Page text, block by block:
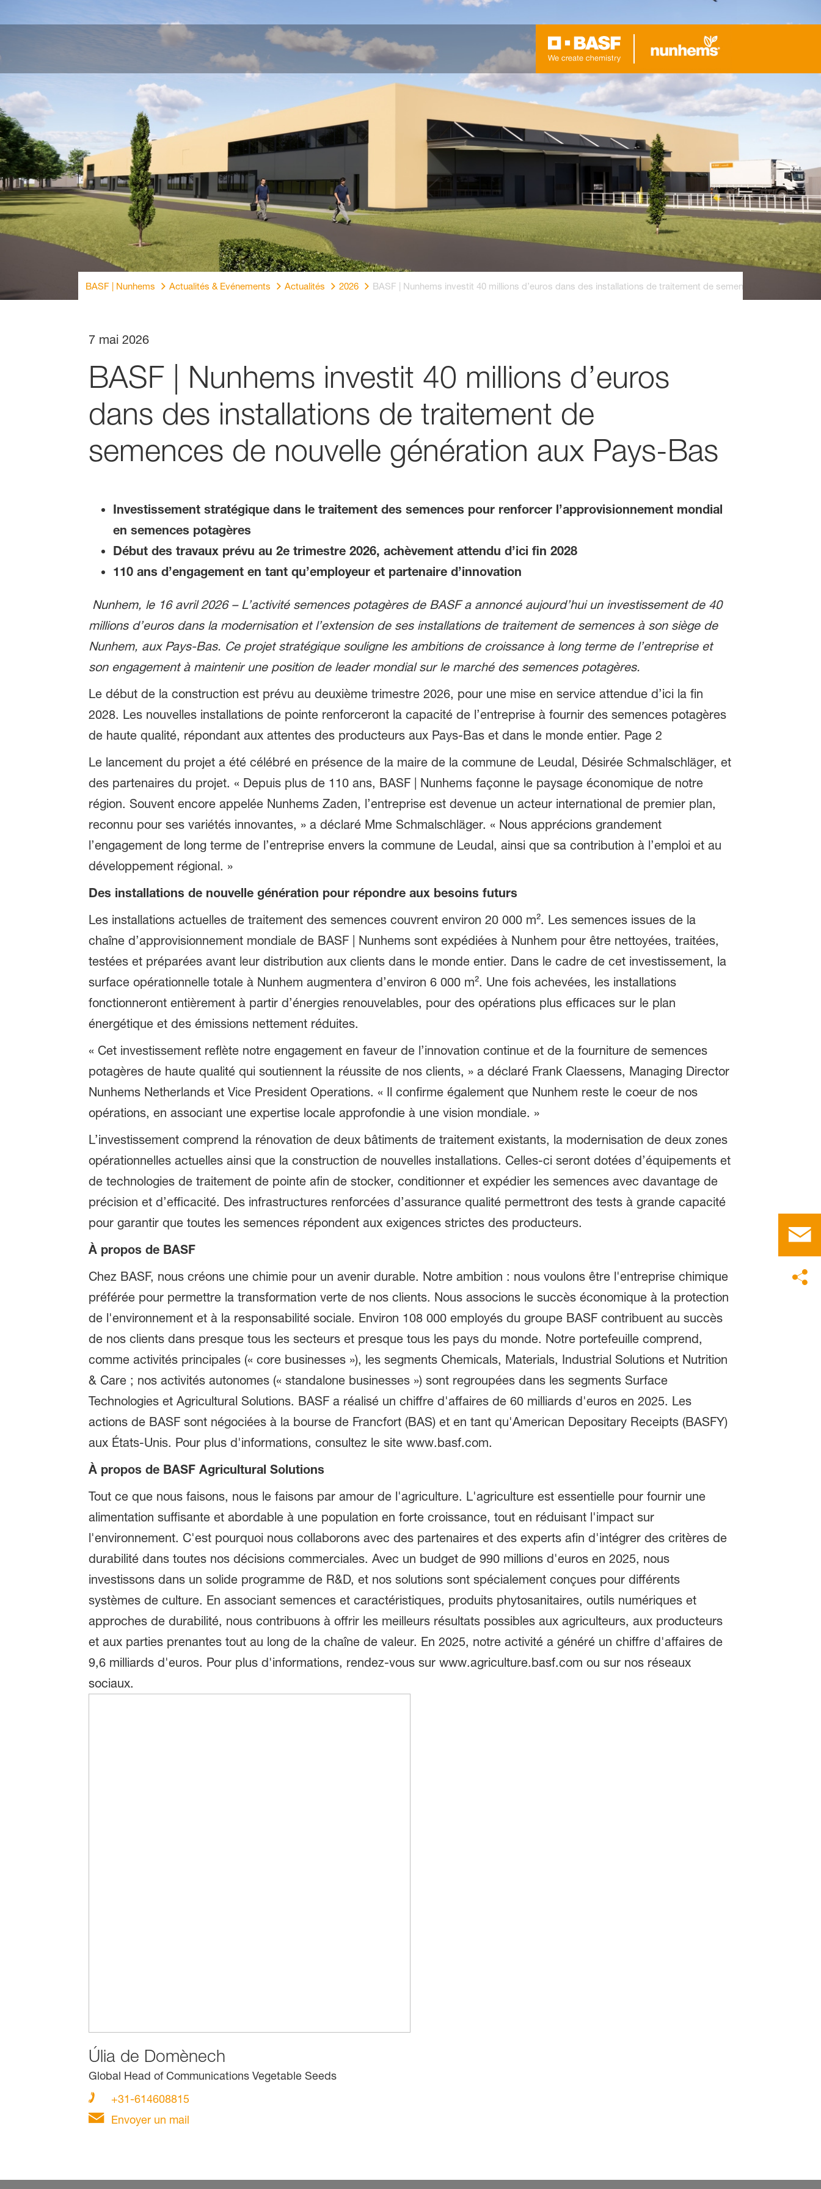
BASF | Nunhems Actualités & Evénements Actualités 2026 BASF | Nunhems investit 40 millions d’euros dans des installations de traitement de semences de nouvelle
7 mai 2026
BASF | Nunhems investit 40 millions d’euros
dans des installations de traitement de
semences de nouvelle génération aux Pays-Bas
Investissement stratégique dans le traitement des semences pour renforcer l’approvisionnement mondial
en semences potagères
Début des travaux prévu au 2e trimestre 2026, achèvement attendu d’ici fin 2028
110 ans d’engagement en tant qu’employeur et partenaire d’innovation
Nunhem, le 16 avril 2026 – L’activité semences potagères de BASF a annoncé aujourd’hui un investissement de 40
millions d’euros dans la modernisation et l’extension de ses installations de traitement de semences à son siège de
Nunhem, aux Pays-Bas. Ce projet stratégique souligne les ambitions de croissance à long terme de l’entreprise et
son engagement à maintenir une position de leader mondial sur le marché des semences potagères.
Le début de la construction est prévu au deuxième trimestre 2026, pour une mise en service attendue d’ici la fin
2028. Les nouvelles installations de pointe renforceront la capacité de l’entreprise à fournir des semences potagères
de haute qualité, répondant aux attentes des producteurs aux Pays-Bas et dans le monde entier. Page 2
Le lancement du projet a été célébré en présence de la maire de la commune de Leudal, Désirée Schmalschläger, et
des partenaires du projet. « Depuis plus de 110 ans, BASF | Nunhems façonne le paysage économique de notre
région. Souvent encore appelée Nunhems Zaden, l’entreprise est devenue un acteur international de premier plan,
reconnu pour ses variétés innovantes, » a déclaré Mme Schmalschläger. « Nous apprécions grandement
l’engagement de long terme de l’entreprise envers la commune de Leudal, ainsi que sa contribution à l’emploi et au
développement régional. »
Des installations de nouvelle génération pour répondre aux besoins futurs
Les installations actuelles de traitement des semences couvrent environ 20 000 m². Les semences issues de la
chaîne d’approvisionnement mondiale de BASF | Nunhems sont expédiées à Nunhem pour être nettoyées, traitées,
testées et préparées avant leur distribution aux clients dans le monde entier. Dans le cadre de cet investissement, la
surface opérationnelle totale à Nunhem augmentera d’environ 6 000 m². Une fois achevées, les installations
fonctionneront entièrement à partir d’énergies renouvelables, pour des opérations plus efficaces sur le plan
énergétique et des émissions nettement réduites.
« Cet investissement reflète notre engagement en faveur de l’innovation continue et de la fourniture de semences
potagères de haute qualité qui soutiennent la réussite de nos clients, » a déclaré Frank Claessens, Managing Director
Nunhems Netherlands et Vice President Operations. « Il confirme également que Nunhem reste le coeur de nos
opérations, en associant une expertise locale approfondie à une vision mondiale. »
L’investissement comprend la rénovation de deux bâtiments de traitement existants, la modernisation de deux zones
opérationnelles actuelles ainsi que la construction de nouvelles installations. Celles-ci seront dotées d’équipements et
de technologies de traitement de pointe afin de stocker, conditionner et expédier les semences avec davantage de
précision et d’efficacité. Des infrastructures renforcées d’assurance qualité permettront des tests à grande capacité
pour garantir que toutes les semences répondent aux exigences strictes des producteurs.
À propos de BASF
Chez BASF, nous créons une chimie pour un avenir durable. Notre ambition : nous voulons être l'entreprise chimique
préférée pour permettre la transformation verte de nos clients. Nous associons le succès économique à la protection
de l'environnement et à la responsabilité sociale. Environ 108 000 employés du groupe BASF contribuent au succès
de nos clients dans presque tous les secteurs et presque tous les pays du monde. Notre portefeuille comprend,
comme activités principales (« core businesses »), les segments Chemicals, Materials, Industrial Solutions et Nutrition
& Care ; nos activités autonomes (« standalone businesses ») sont regroupées dans les segments Surface
Technologies et Agricultural Solutions. BASF a réalisé un chiffre d'affaires de 60 milliards d'euros en 2025. Les
actions de BASF sont négociées à la bourse de Francfort (BAS) et en tant qu'American Depositary Receipts (BASFY)
aux États-Unis. Pour plus d'informations, consultez le site www.basf.com.
À propos de BASF Agricultural Solutions
Tout ce que nous faisons, nous le faisons par amour de l'agriculture. L'agriculture est essentielle pour fournir une
alimentation suffisante et abordable à une population en forte croissance, tout en réduisant l'impact sur
l'environnement. C'est pourquoi nous collaborons avec des partenaires et des experts afin d'intégrer des critères de
durabilité dans toutes nos décisions commerciales. Avec un budget de 990 millions d'euros en 2025, nous
investissons dans un solide programme de R&D, et nos solutions sont spécialement conçues pour différents
systèmes de culture. En associant semences et caractéristiques, produits phytosanitaires, outils numériques et
approches de durabilité, nous contribuons à offrir les meilleurs résultats possibles aux agriculteurs, aux producteurs
et aux parties prenantes tout au long de la chaîne de valeur. En 2025, notre activité a généré un chiffre d'affaires de
9,6 milliards d'euros. Pour plus d'informations, rendez-vous sur www.agriculture.basf.com ou sur nos réseaux
sociaux.
Úlia de Domènech
Global Head of Communications Vegetable Seeds
+31-614608815
Envoyer un mail